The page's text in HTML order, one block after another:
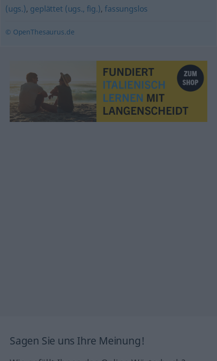
(ugs.), geplättet (ugs., fig.),fassungslos
© OpenThesaurus.de
Sagen Sie uns Ihre Meinung!